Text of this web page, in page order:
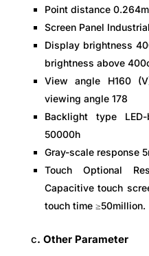
Point distance
Screen Panel
Display brightness
brightness above
View angle H160
viewing angle 178
Backlight type
50000h
Gray-scale response
Touch Optional
Capacitive touch
touch time ≥50million.
c. Other Parameter